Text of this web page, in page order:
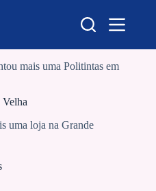
mais uma Politintas em
uma loja na Grande